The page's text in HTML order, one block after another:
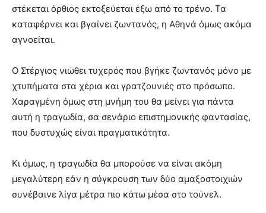
στέκεται όρθιος εκτοξεύεται έξω από το τρένο. Τα
καταφέρνει και βγαίνει ζωντανός, η Αθηνά όμως ακόμα
αγνοείται.
Ο Στέργιος νιώθει τυχερός που βγήκε ζωντανός μόνο με
χτυπήματα στα χέρια και γρατζουνιές στο πρόσωπο.
Χαραγμένη όμως στη μνήμη του θα μείνει για πάντα
αυτή η τραγωδία, σα σενάριο επιστημονικής φαντασίας,
που δυστυχώς είναι πραγματικότητα.
Κι όμως, η τραγωδία θα μπορούσε να είναι ακόμη
μεγαλύτερη εάν η σύγκρουση των δύο αμαξοστοιχιών
συνέβαινε λίγα μέτρα πιο κάτω μέσα στο τούνελ.